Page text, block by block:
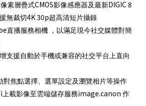
素層疊式CMOS影像感應器及最新DIGIC 8
無裁切4K 30p超高清短片攝錄
直播服務相機 ，以滿足現今社交媒體對簡
支援自動於手機或兼容的社交平台上直向
對焦點選擇、選單設定及瀏覽相片等操作
上載影像至雲端儲存服務image.canon 作